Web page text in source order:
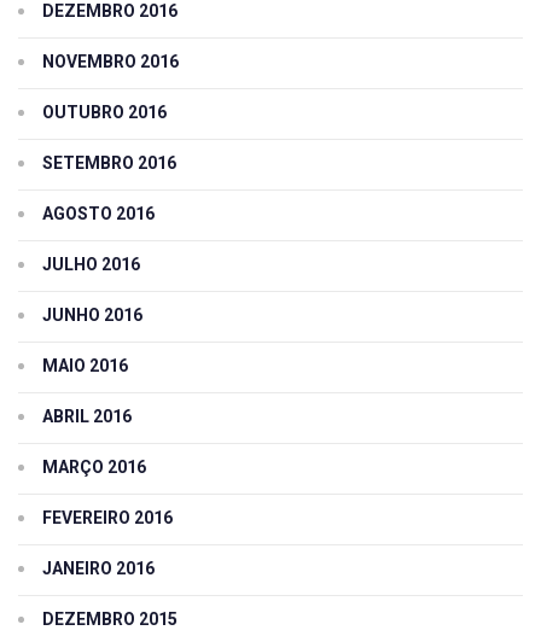
DEZEMBRO 2016
NOVEMBRO 2016
OUTUBRO 2016
SETEMBRO 2016
AGOSTO 2016
JULHO 2016
JUNHO 2016
MAIO 2016
ABRIL 2016
MARÇO 2016
FEVEREIRO 2016
JANEIRO 2016
DEZEMBRO 2015